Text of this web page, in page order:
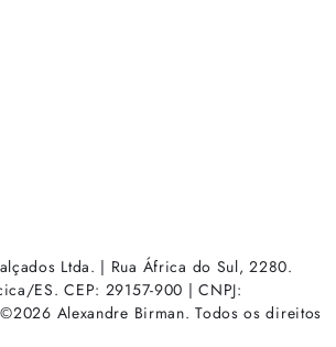
Ltda. | Rua África do Sul, 2280.
ES. CEP: 29157-900 | CNPJ:
©2026 Alexandre Birman. Todos os direitos